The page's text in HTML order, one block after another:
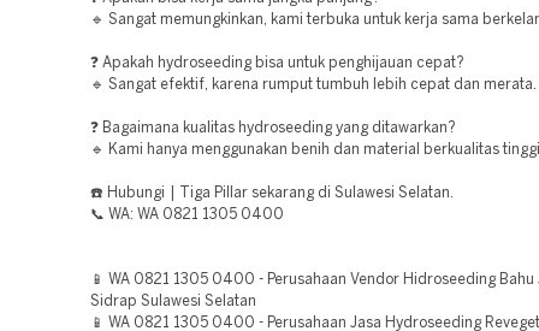
🔹 Sangat memungkinkan, kami terbuka untuk kerja sama
❓ Apakah hydroseeding bisa untuk penghijauan cepat?
🔹 Sangat efektif, karena rumput tumbuh lebih cepat dan merata.
❓ Bagaimana kualitas hydroseeding yang ditawarkan?
🔹 Kami hanya menggunakan benih dan material berkualitas
☎️ Hubungi | Tiga Pillar sekarang di Sulawesi Selatan.
📞 WA: WA 0821 1305 0400
📱 WA 0821 1305 0400 - Perusahaan Vendor Hidroseeding Bahu
Sidrap Sulawesi Selatan
📱 WA 0821 1305 0400 - Perusahaan Jasa Hydroseeding